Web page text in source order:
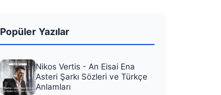
Popüler Yazılar
Nikos Vertis - An Eisai Ena
Asteri Şarkı Sözleri ve Türkçe
Anlamları